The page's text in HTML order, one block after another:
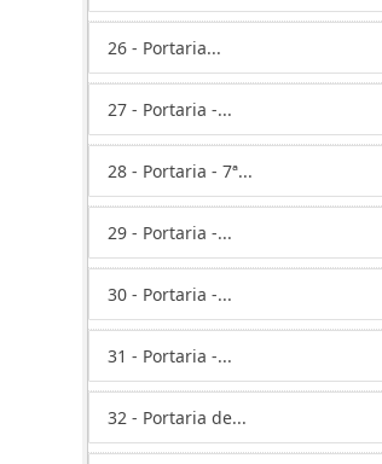
26 - Portaria...
27 - Portaria -...
28 - Portaria - 7ª...
29 - Portaria -...
30 - Portaria -...
31 - Portaria -...
32 - Portaria de...